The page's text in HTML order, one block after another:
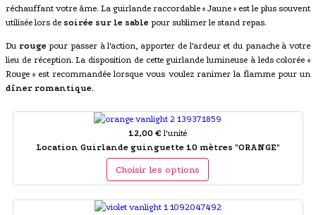
réchauffant votre âme. La guirlande raccordable « Jaune » est le plus souvent
utilisée lors de soirée sur le sable pour sublimer le stand repas.
Du rougepour passer à l'action, apporter de l'ardeur et du panache à votre
lieu de réception. La disposition de cette guirlande lumineuse à leds colorée «
Rouge » est recommandée lorsque vous voulez ranimer la flamme pour un
dîner romantique.
12,00 € l'unité
Location Guirlande guinguette 10 mètres "ORANGE"
Choisir les options